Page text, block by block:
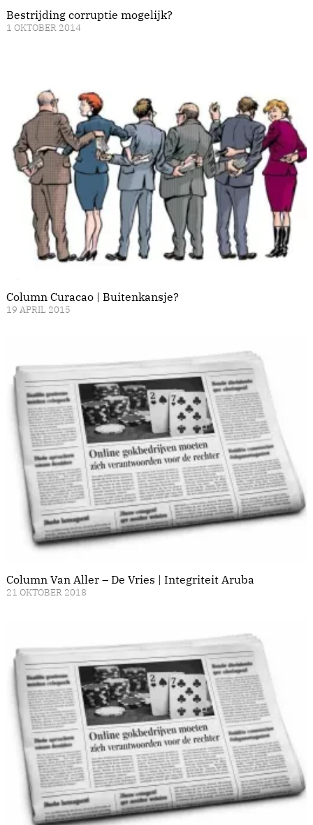
Bestrijding corruptie mogelijk?
1 OKTOBER 2014
Column Curacao | Buitenkansje?
19 APRIL 2015
Column Van Aller – De Vries | Integriteit Aruba
21 OKTOBER 2018